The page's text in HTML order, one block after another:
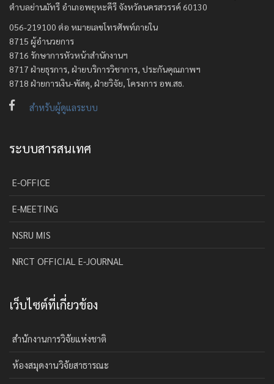
ตำบลย่านมัทรี อำเภอพยุหะคีรี จังหวัดนครสวรรค์ 60130
056-219100 ต่อ หมายเลขโทรศัพท์ภายใน
8715 ผู้อำนวยการ
8716 รักษาการหัวหน้าสำนักงานฯ
8717 ฝ่ายธุรการ, ฝ่ายบริการวิชาการ, ประกันคุณภาพฯ
8718 ฝ่ายการเงิน-พัสดุ, ฝ่ายวิจัย, โครงการ อพ.สธ.
สำหรับผู้ดูแลระบบ
ระบบสารสนเทศ
E-OFFICE
E-MEETING
NSRU MIS
NRCT OFFICIAL E-JOURNAL
เว็บไซต์ที่เกี่ยวข้อง
สำนักงานการวิจัยแห่งชาติ
ห้องสมุดงานวิจัยสาธารณะ